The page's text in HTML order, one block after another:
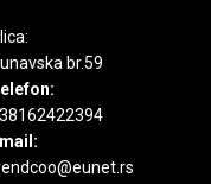
br.59